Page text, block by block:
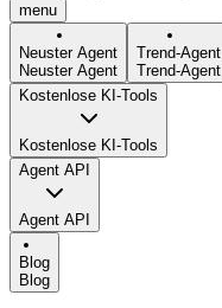
menu
Neuster Agent
Neuster Agent
Trend-Agent
Trend-Agent
Kostenlose KI-Tools
Kostenlose KI-Tools
Agent API
Agent API
Blog
Blog